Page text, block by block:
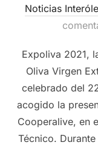
Noticias
Expoliva 2021,
Oliva Virgen
celebrado del
acogido la
Cooperalive, en
Técnico.